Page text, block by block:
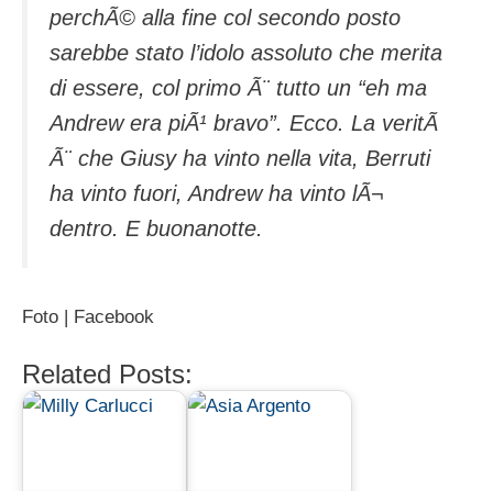
perchÃ© alla fine col secondo posto
sarebbe stato l’idolo assoluto che merita
di essere, col primo Ã¨ tutto un “eh ma
Andrew era piÃ¹ bravo”. Ecco. La veritÃ
Ã¨ che Giusy ha vinto nella vita, Berruti
ha vinto fuori, Andrew ha vinto lÃ¬
dentro. E buonanotte.
Foto | Facebook
Related Posts: